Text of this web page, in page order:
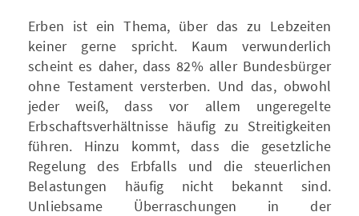
Erben ist ein Thema, über das zu Lebzeiten
keiner gerne spricht. Kaum verwunderlich
scheint es daher, dass 82% aller Bundesbürger
ohne Testament versterben. Und das, obwohl
jeder weiß, dass vor allem ungeregelte
Erbschaftsverhältnisse häufig zu Streitigkeiten
führen. Hinzu kommt, dass die gesetzliche
Regelung des Erbfalls und die steuerlichen
Belastungen häufig nicht bekannt sind.
Unliebsame Überraschungen in der